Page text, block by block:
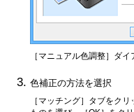
［マニュアル色調整］ ダイ
色補正の方法を選択
［マッチング］ タブをクリ